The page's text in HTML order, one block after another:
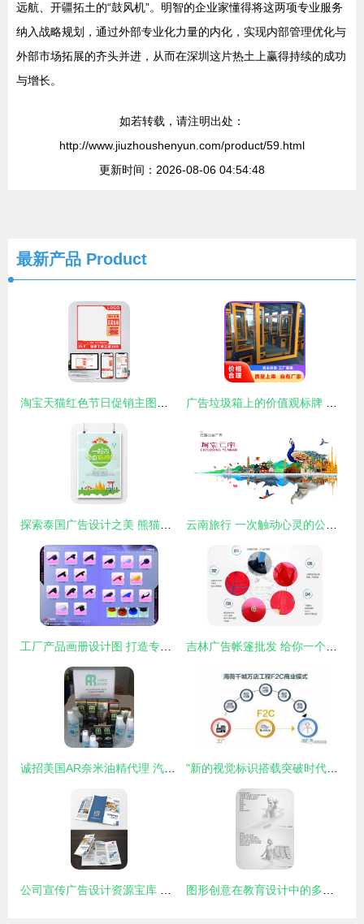
远航、开疆拓土的“鼓风机”。明智的企业家懂得将这两项专业服务
纳入战略规划，通过外部专业化力量的内化，实现内部管理优化与
外部市场拓展的齐头并进，从而在深圳这片热土上赢得持续的成功
与增长。
如若转载，请注明出处：
http://www.jiuzhoushenyun.com/product/59.html
更新时间：2026-08-06 04:54:48
最新产品 Product